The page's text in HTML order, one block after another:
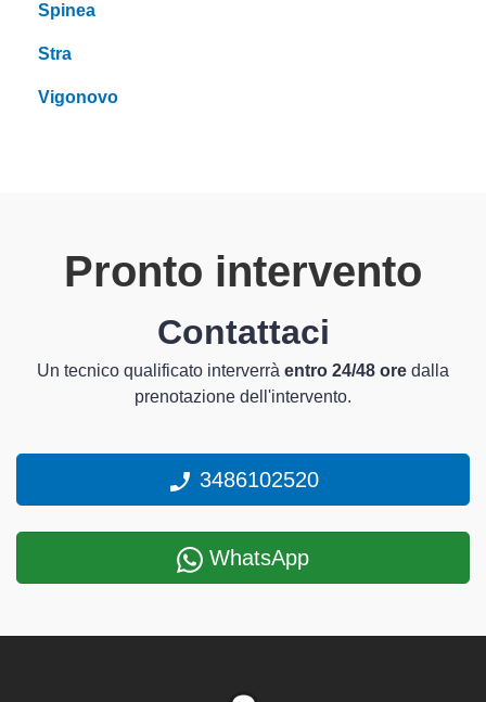
Spinea
Stra
Vigonovo
Pronto intervento
Contattaci
Un tecnico qualificato interverrà entro 24/48 ore dalla
prenotazione dell'intervento.
3486102520
WhatsApp